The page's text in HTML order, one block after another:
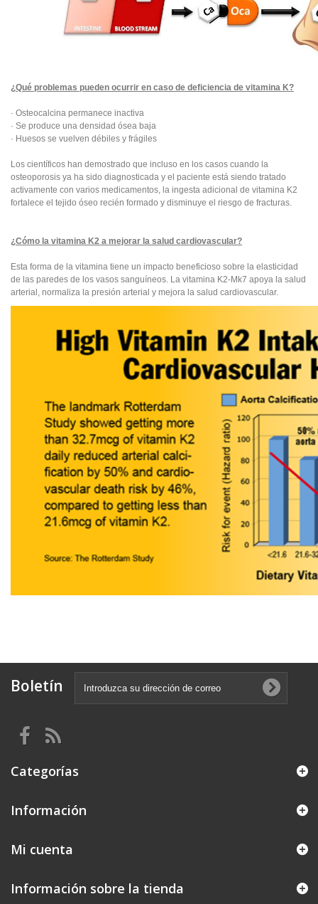
¿Qué problemas pueden ocurrir en caso de deficiencia de vitamina K?
· Osteocalcina permanece inactiva
· Se produce una densidad ósea baja
· Huesos se vuelven débiles y frágiles
Los científicos han demostrado que incluso en los casos cuando la
osteoporosis ya ha sido diagnosticada y el paciente está siendo tratado
activamente con varios medicamentos, la ingesta adicional de vitamina K2
fortalece el tejido óseo recién formado y disminuye el riesgo de fracturas.
¿Cómo la vitamina K2 a mejorar la salud cardiovascular?
Esta forma de la vitamina tiene un impacto beneficioso sobre la elasticidad
de las paredes de los vasos sanguíneos. La vitamina K2-Mk7 apoya la salud
arterial, normaliza la presión arterial y mejora la salud cardiovascular.
Boletín
Categorías
Información
Mi cuenta
Información sobre la tienda